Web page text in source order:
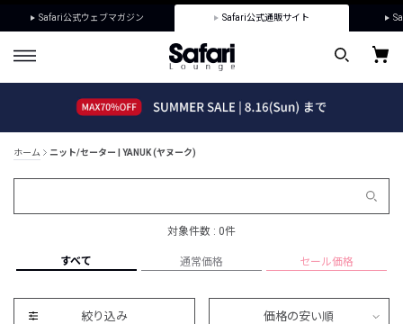
Safari公式ウェブマガジン Safari公式通販サイト
ホーム ニット/セーター | YANUK (ヤヌーク)
対象件数 : 0件
すべて 通常価格 セール価格
絞り込み 価格の安い順